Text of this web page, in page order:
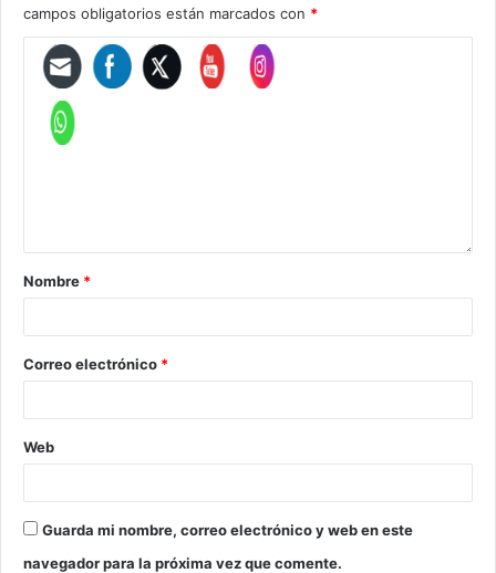
campos obligatorios están marcados con *
Nombre *
Correo electrónico *
Web
Guarda mi nombre, correo electrónico y web en este
navegador para la próxima vez que comente.